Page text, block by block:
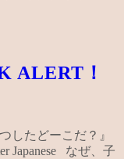
ALERT！
したどーこだ？』
Japanese なぜ、子